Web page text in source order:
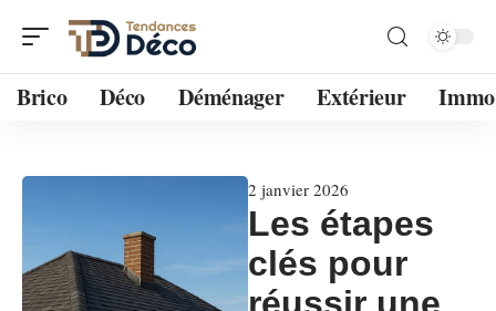
Brico Déco Déménager Extérieur Immo
2 janvier 2026
Les étapes
clés pour